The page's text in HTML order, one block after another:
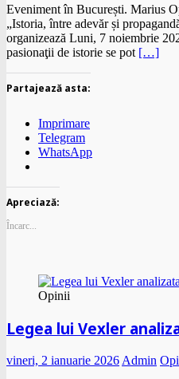
Eveniment în București. Marius
„Istoria, între adevăr și
organizează Luni, 7 noiembrie
pasionaţii de istorie se pot […]
Partajează asta:
Imprimare
Telegram
WhatsApp
Apreciază:
Încarc...
Opinii
Legea lui Vexler
vineri, 2 ianuarie 2026 Admin